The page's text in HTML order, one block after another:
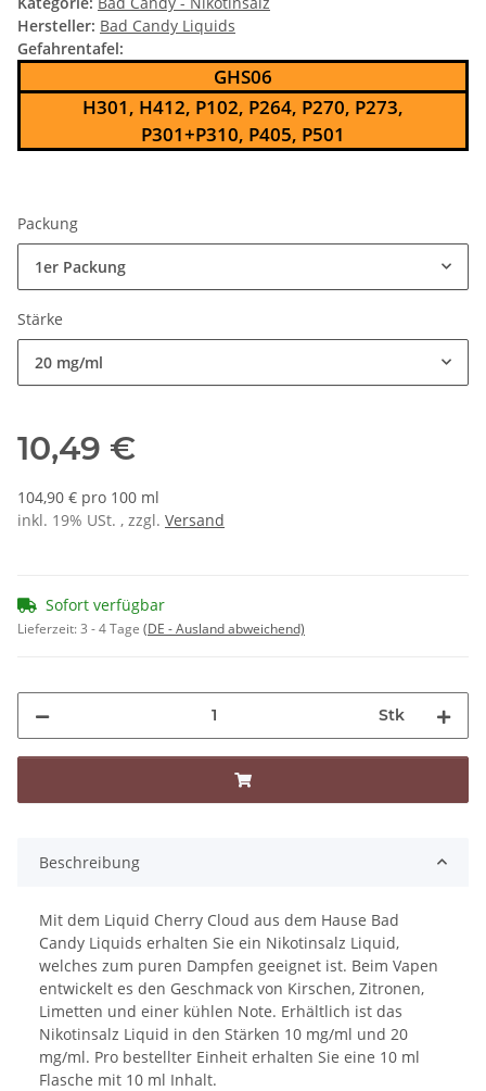
Hersteller: Bad Candy Liquids
Gefahrentafel:
GHS06
H301, H412, P102, P264, P270, P273,
P301+P310, P405, P501
Packung
1er Packung
Stärke
20 mg/ml
10,49 €
104,90 € pro 100 ml
inkl. 19% USt. , zzgl. Versand
Sofort verfügbar
Lieferzeit:3 - 4 Tage (DE - Ausland abweichend)
Stk
Beschreibung
Mit dem Liquid Cherry Cloud aus dem Hause Bad
Candy Liquids erhalten Sie ein Nikotinsalz Liquid,
welches zum puren Dampfen geeignet ist. Beim Vapen
entwickelt es den Geschmack von Kirschen, Zitronen,
Limetten und einer kühlen Note. Erhältlich ist das
Nikotinsalz Liquid in den Stärken 10 mg/ml und 20
mg/ml. Pro bestellter Einheit erhalten Sie eine 10 ml
Flasche mit 10 ml Inhalt.